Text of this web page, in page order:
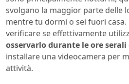
svolgano la maggior parte delle
mentre tu dormi o sei fuori
verificare se effettivamente
osservarlo durante le ore
installare una videocamera per
attività.